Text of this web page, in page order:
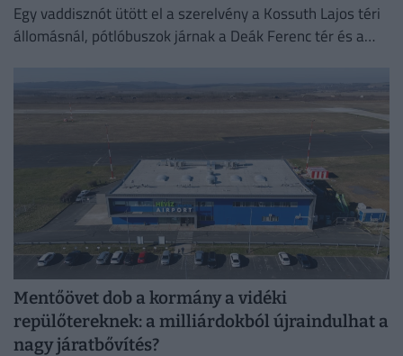
Egy vaddisznót ütött el a szerelvény a Kossuth Lajos téri
állomásnál, pótlóbuszok járnak a Deák Ferenc tér és a
Mentőövet dob a kormány a vidéki
repülőtereknek: a milliárdokból újraindulhat a
nagy járatbővítés?